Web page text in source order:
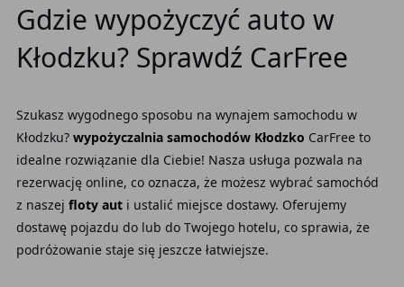
Gdzie wypożyczyć auto w
Kłodzku? Sprawdź CarFree
Szukasz wygodnego sposobu na wynajem samochodu w
Kłodzku? wypożyczalnia samochodów Kłodzko CarFree to
idealne rozwiązanie dla Ciebie! Nasza usługa pozwala na
rezerwację online, co oznacza, że możesz wybrać samochód
z naszej floty auti ustalić miejsce dostawy. Oferujemy
dostawę pojazdu do lub do Twojego hotelu, co sprawia, że
podróżowanie staje się jeszcze łatwiejsze.